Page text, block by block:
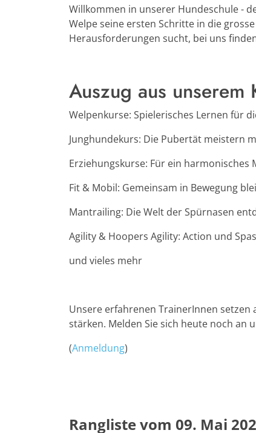
Willkommen in unserer Hundeschule -
Welpe seine ersten Schritte in die
Herausforderungen sucht, bei uns
Auszug aus
Welpenkurse: Spielerisches Lernen für
Junghundekurs: Die Pubertät meistern
Erziehungskurse: Für ein harmonisches
Fit & Mobil: Gemeinsam in Bewegung
Mantrailing: Die Welt der Spürnasen
Agility & Hoopers Agility: Action und
und vieles mehr
Unsere erfahrenen TrainerInnen
stärken. Melden Sie sich heute noch an
(Anmeldung)
Rangliste vom 09. Mai